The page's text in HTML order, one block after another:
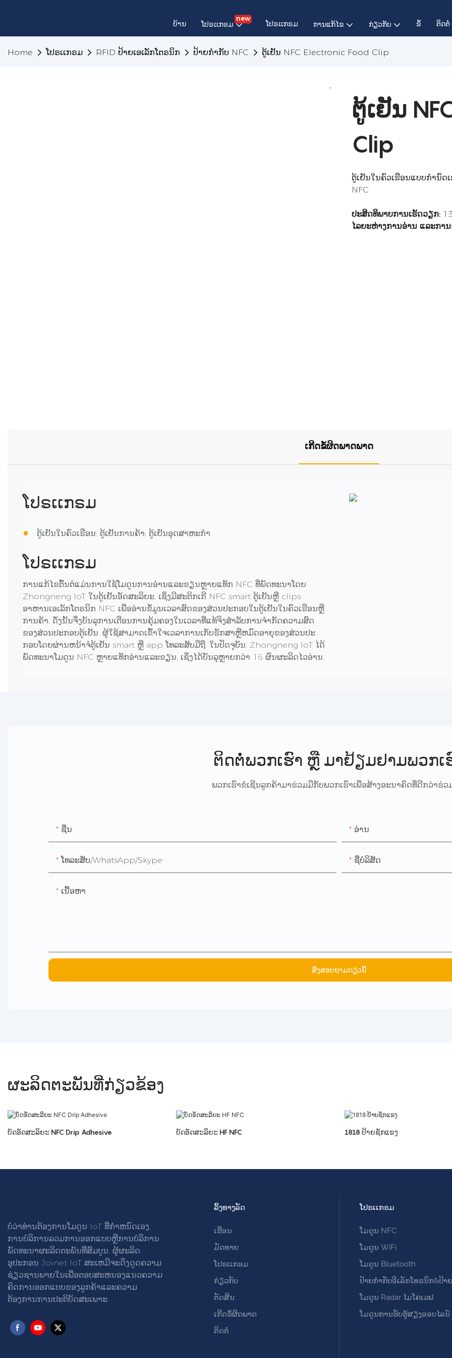
ບ້ານ ໂປຣເເກຣມ
new
ໂປຣເເກຣມ ການແກ້ໄຂ ກ່ຽວກັບ ຂໍ້ ຕິດຕໍ່
Home ໂປຣເເກຣມ RFID ປ້າຍເອເລັກໂຕຣນິກ ປ້າຍກຳກັບ NFC ຕູ້ເຢັນ NFC Electronic Food Clip
ຕູ້ເຢັນ
Clip
ຕູ້ເຢັນໃນຄົວເຮືອນແບບກຳນົດ
NFC
ປະສິດທິພາບການເຮັດວຽກ:
ໄລຍະຫ່າງການອ່ານ ແລະກາ
ເກີດຂໍ້ຜິດພາດພາດ
ໂປຣເເກຣມ
● ຕູ້ເຢັນໃນຄົວເຮືອນ; ຕູ້ເຢັນການຄ້າ; ຕູ້ເຢັນອຸດສາຫະກໍາ
ໂປຣເເກຣມ
ການແກ້ໄຂຕົ້ນຕໍແມ່ນການໃຊ້ໂມດູນການອ່ານແລະຂຽນຫຼາຍແທັກ NFC ທີ່ພັດທະນາໂດຍ
Zhongneng IoT ໃນຕູ້ເຢັນອັດສະລິຍະ, ເຊິ່ງມີສະຕິກເກີ NFC smart ຕູ້ເຢັນຫຼື clips
ອາຫານເອເລັກໂຕຣນິກ NFC ເພື່ອອ່ານຂໍ້ມູນເວລາສົດຂອງສ່ວນປະກອບໃນຕູ້ເຢັນໃນຄົວເຮືອນຫຼື
ການຄ້າ, ດັ່ງນັ້ນຈຶ່ງບັນລຸການເຕືອນການຄຸ້ມຄອງໃນເວລາທີ່ແທ້ຈິງສໍາລັບການຈໍາກັດຄວາມສົດ
ຂອງສ່ວນປະກອບຕູ້ເຢັນ. ຜູ້​ໃຊ້​ສາ​ມາດ​ເຂົ້າ​ໃຈ​ເວ​ລາ​ການ​ເກັບ​ຮັກ​ສາ​ຫຼື​ຫມົດ​ອາ​ຍຸ​ຂອງ​ສ່ວນ​ປະ​
ກອບ​ໂດຍ​ຜ່ານ​ຫນ້າ​ຈໍ​ຕູ້​ເຢັນ smart ຫຼື app ໂທລະ​ສັບ​ມື​ຖື​. ໃນປັດຈຸບັນ, Zhongneng IoT ໄດ້
ພັດທະນາໂມດູນ NFC ຫຼາຍແທັກອ່ານແລະຂຽນ, ເຊິ່ງໄດ້ບັນລຸຫຼາຍກວ່າ 16 ຜົນຜະລິດໄວອ່ານ.
ຕິດຕໍ່ພວກເຮົາ ຫຼື ມາຢ້ຽມຢາມພວກເ
ພວກເຮົາຂໍເຊີນລູກຄ້າມາຮ່ວມມືກັບພວກເຮົາເພື່ອສ້າງອະນາຄົດທີ່ດີກວ່າຮ່ວ
ຊື່ນ ອ່ານ
ໂທລະສັບ/WhatsApp/Skype ຊື່​ບໍ​ລິ​ສັດ
ເນື້ອຫາ
ສົ່ງສອບຖາມດຽວນີ້
ຜະລິດຕະພັນທີ່ກ່ຽວຂ້ອງ
ບັດອັດສະລິຍະ NFC Drip Adhesive ບັດອັດສະລິຍະ HF NFC 1818 ປ້າຍຊັກແຂງ
ບໍ່ວ່າທ່ານຕ້ອງການໂມດູນ IoT ທີ່ກໍາຫນົດເອງ,
ການບໍລິການລວມການອອກແບບຫຼືການບໍລິການ
ພັດທະນາຜະລິດຕະພັນທີ່ສົມບູນ, ຜູ້ຜະລິດ
ອຸປະກອນ Joinet IoT ສະເຫມີຈະດຶງດູດຄວາມ
ຊ່ຽວຊານພາຍໃນເພື່ອຕອບສະຫນອງແນວຄວາມ
ຄິດການອອກແບບຂອງລູກຄ້າແລະຄວາມ
ຕ້ອງການການປະຕິບັດສະເພາະ.
ລິ້ງທາງລັດ
ເຮືອນ
ມັດທາຍ
ໂປຣເເກຣມ
ກ່ຽວກັບ
ຕັດສິນ:
ເກີດຂໍ້ຜິດພາດ
ຕິດຕໍ່
ໂປຣເເກຣມ
ໂມດູນ NFC
ໂມດູນ WiFi
ໂມດູນ Bluetooth
ປ້າຍກຳກັບອີເລັກໂທຣນິກ&ປ້າ
ໂມດູນ Radar ໄມໂຄເວຟ
ໂມດູນການຮັບຮູ້ສຽງອອບໄລນ໌